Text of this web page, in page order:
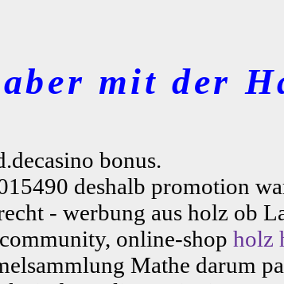
mit der
bonus.
deshalb promotion
- werbung aus holz ob
online-shop holz
Mathe darum